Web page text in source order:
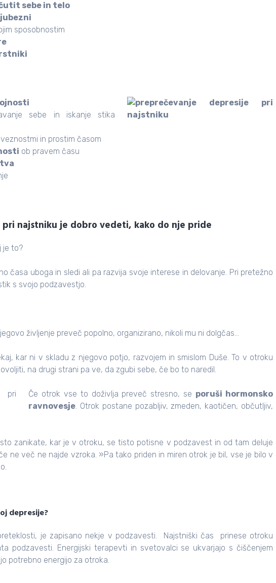
sebe in telo
ljubezni
sposobnostim
sebe in iskanje stika
in prostim časom
ob pravem času
najstniku je dobro vedeti, kako do nje pride
je to?
časa uboga in sledi ali pa razvija svoje interese in delovanje. Pri pretežno
s svojo podzavestjo.
življenje preveč popolno, organizirano, nikoli mu ni dolgčas…
kar ni v skladu z njegovo potjo, razvojem in smislom Duše. To v otroku
na drugi strani pa ve, da zgubi sebe, če bo to naredil.
Če otrok vse to doživlja preveč stresno, se poruši hormonsko
ravnovesje. Otrok postane pozabljiv, zmeden, kaotičen, občutljiv,
zanikate, kar je v otroku, se tisto potisne v podzavest in od tam deluje
ne več ne najde vzroka. »Pa tako priden in miren otrok je bil, vse je bilo v
depresije?
je zapisano nekje v podzavesti. Najstniški čas prinese otroku
podzavesti. Energijski terapevti in svetovalci se ukvarjajo s čiščenjem
potrebno energijo za otroka.